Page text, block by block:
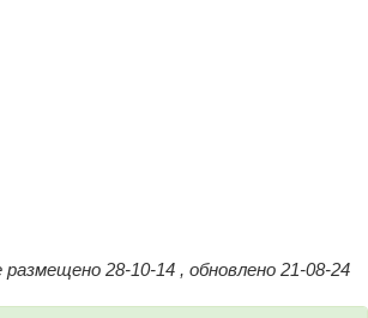
28-10-14 , обновлено 21-08-24